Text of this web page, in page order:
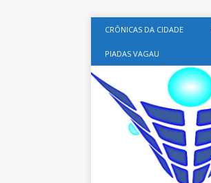
CRÔNICAS DA CIDADE
PIADAS VAGAU